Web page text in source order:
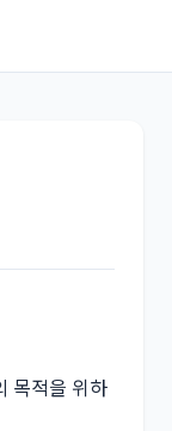
목적을 위하